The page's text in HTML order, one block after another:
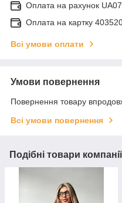
Оплата на рахунок
Оплата на картку
Всі умови оплати
Умови повернення
Повернення товару
Всі умови повернення
Подібні товари компанії